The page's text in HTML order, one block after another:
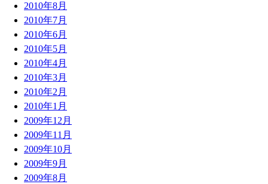
2010年8月
2010年7月
2010年6月
2010年5月
2010年4月
2010年3月
2010年2月
2010年1月
2009年12月
2009年11月
2009年10月
2009年9月
2009年8月